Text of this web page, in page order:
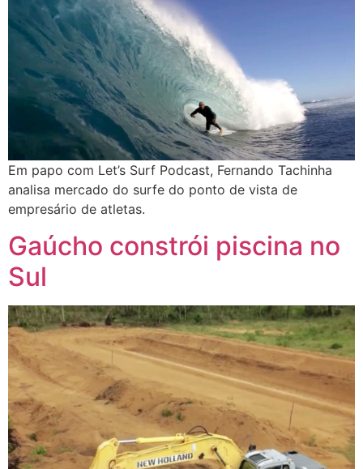
Em papo com Let’s Surf Podcast, Fernando Tachinha
analisa mercado do surfe do ponto de vista de
empresário de atletas.
Gaúcho constrói piscina no
Sul